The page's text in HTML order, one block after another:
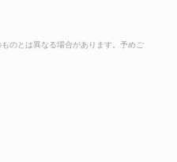
のとは異なる場合があります。予めご